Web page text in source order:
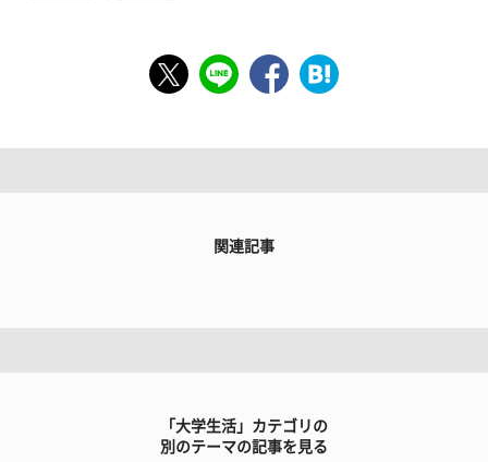
関連記事
「大学生活」カテゴリの
別のテーマの記事を見る